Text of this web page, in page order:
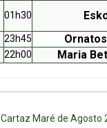
01h30
23h45
22h00 Maria
Cartaz Maré de Agosto